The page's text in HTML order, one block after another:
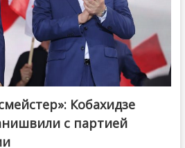
Dream
Кобахидзе
с партией